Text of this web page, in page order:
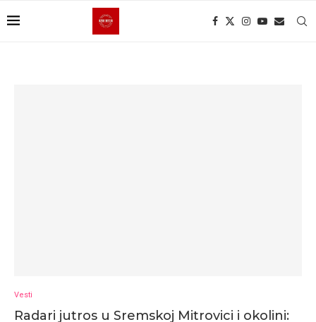
Vesti
Radari jutros u Sremskoj Mitrovici i okolini: